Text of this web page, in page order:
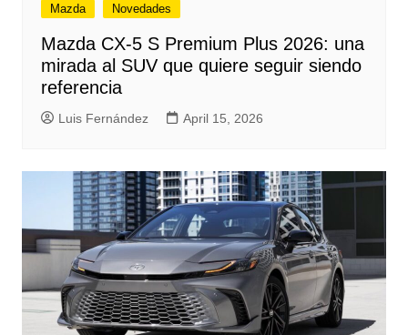
Mazda Novedades
Mazda CX‑5 S Premium Plus 2026: una
mirada al SUV que quiere seguir siendo
referencia
Luis Fernández April 15, 2026